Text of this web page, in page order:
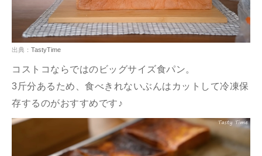
出典： TastyTime
コストコならではのビッグサイズ食パン。
3斤分あるため、食べきれないぶんはカットして冷凍保
存するのがおすすめです♪